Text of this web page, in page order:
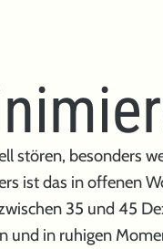
stören, besonders
ist das in offenen
35 und 45
und in ruhigen